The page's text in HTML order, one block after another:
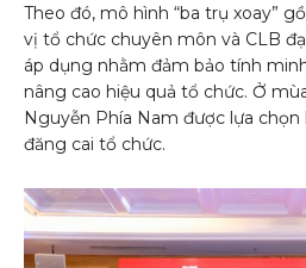
Theo đó, mô hình “ba trụ xoay”
vị tổ chức chuyên môn và CLB
áp dụng nhằm đảm bảo tính
nâng cao hiệu quả tổ chức. Ở
Nguyễn Phía Nam được lựa
đăng cai tổ chức.